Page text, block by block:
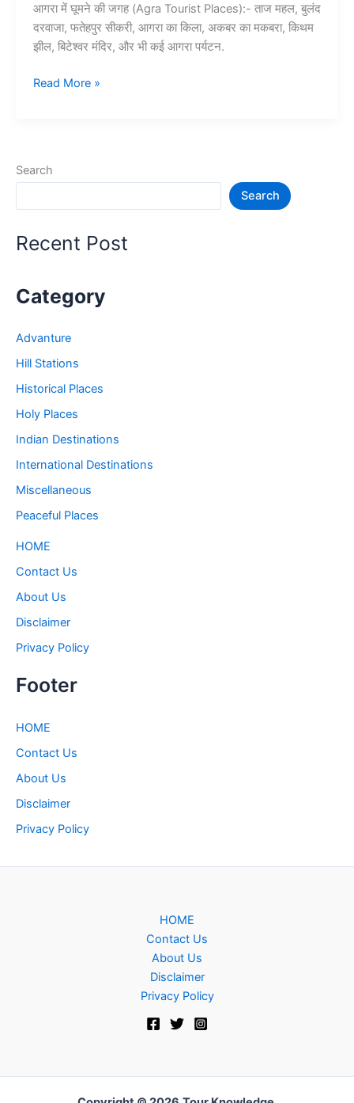
आगरा में घूमने की जगह (Agra Tourist Places):- ताज महल, बुलंद
दरवाजा, फतेहपुर सीकरी, आगरा का किला, अकबर का मकबरा, किथम
झील, बिटेश्वर मंदिर, और भी कई आगरा पर्यटन.
Top
की
Tourist
Read More »
Search
Search
Recent Post
Category
Advanture
Hill Stations
Historical Places
Holy Places
Indian Destinations
International Destinations
Miscellaneous
Peaceful Places
HOME
Contact Us
About Us
Disclaimer
Privacy Policy
Footer
HOME
Contact Us
About Us
Disclaimer
Privacy Policy
HOME
Contact Us
About Us
Disclaimer
Privacy Policy